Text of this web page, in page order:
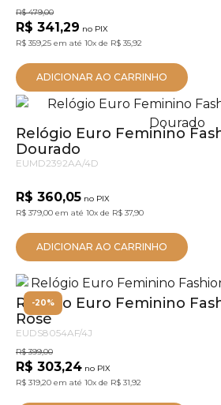
R$ 479,00
R$ 341,29 no PIX
R$ 359,25 em até 10x de R$ 35,92
ADICIONAR AO CARRINHO
Relógio Euro Feminino
Dourado
EUMD2392AA/4D
R$ 360,05 no PIX
R$ 379,00 em até 10x de R$ 37,90
ADICIONAR AO CARRINHO
-20%
Relógio Euro Feminino
Rosé
EUDS8054AF/4J
R$ 399,00
R$ 303,24 no PIX
R$ 319,20 em até 10x de R$ 31,92